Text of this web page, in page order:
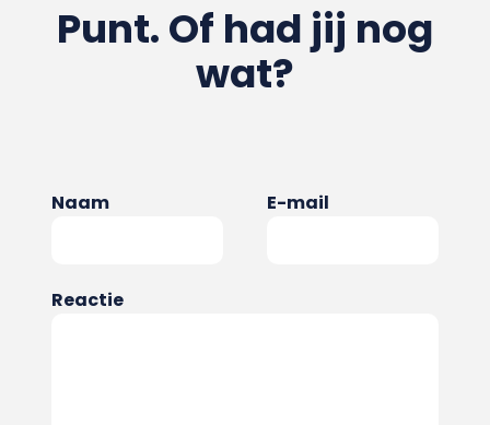
Punt. Of had jij nog
wat?
Naam E-mail
Reactie